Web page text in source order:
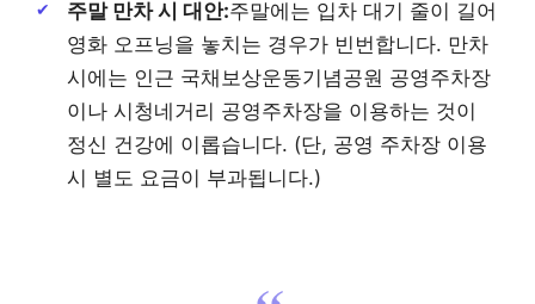
주말 만차 시 대안:주말에는 입차 대기 줄이 길어
영화 오프닝을 놓치는 경우가 빈번합니다. 만차
시에는 인근 국채보상운동기념공원 공영주차장
이나 시청네거리 공영주차장을 이용하는 것이
정신 건강에 이롭습니다. (단, 공영 주차장 이용
시 별도 요금이 부과됩니다.)